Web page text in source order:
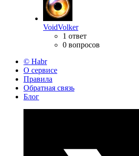
VoidVolker
1 ответ
0 вопросов
© Habr
О сервисе
Правила
Обратная связь
Блог